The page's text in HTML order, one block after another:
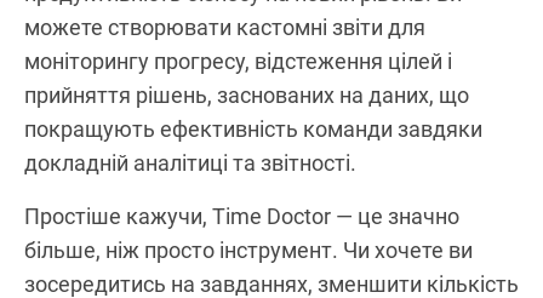
можете створювати кастомні звіти для
моніторингу прогресу, відстеження цілей і
прийняття рішень, заснованих на даних, що
покращують ефективність команди завдяки
докладній аналітиці та звітності.
Простіше кажучи, Time Doctor — це значно
більше, ніж просто інструмент. Чи хочете ви
зосередитись на завданнях, зменшити кількість